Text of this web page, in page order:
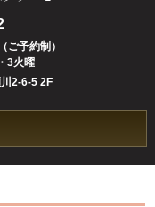
ご予約制）
3火曜
2-6-5 2F